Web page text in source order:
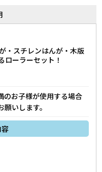
・スチレンはんが・木版
ローラーセット！
のお子様が使用する場合
いします。